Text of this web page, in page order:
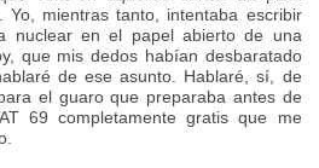
mientras tanto, intentaba escribir
nuclear en el papel abierto de una
que mis dedos habían desbaratado
de ese asunto. Hablaré, sí, de
el guaro que preparaba antes de
69 completamente gratis que me